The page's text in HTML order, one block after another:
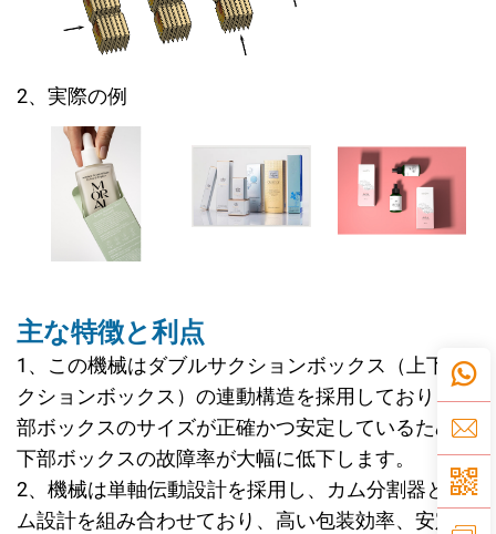
2、実際の例
主な特徴と利点
1、この機械はダブルサクションボックス（上下サ
クションボックス）の連動構造を採用しており、下
部ボックスのサイズが正確かつ安定しているため、
下部ボックスの故障率が大幅に低下します。
2、 機械は単軸伝動設計を採用し、カム分割器とカ
ム設計を組み合わせており、高い包装効率、安定し